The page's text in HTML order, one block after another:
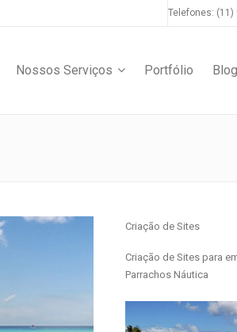
Telefones: (11)
Nossos Serviços Portfólio Blog
Criação de Sites
Criação de Sites para
Parrachos Náutica